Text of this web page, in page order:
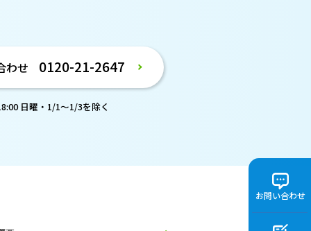
お問い合わせ
わせ 0120-21-2647
日曜・1/1～1/3を除く